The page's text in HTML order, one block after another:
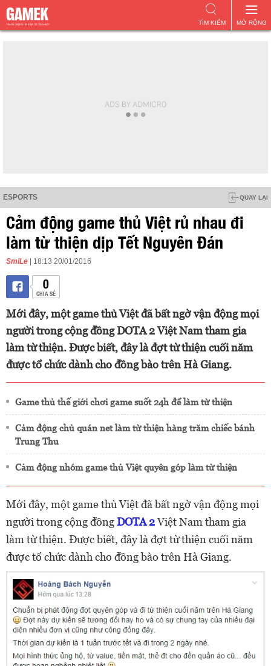
MỞ RỘNG
TÌM KIẾM
ESPORTS QUAY LẠI
Cảm động game thủ Việt rủ nhau đi
làm từ thiện dịp Tết Nguyên Đán
SmiLe | 18:13 20/01/2016
0
CHIA SẺ
Mới đây, một game thủ Việt đã bất ngờ vận động mọi
người trong cộng đồng DOTA 2 Việt Nam tham gia
làm từ thiện. Được biết, đây là đợt từ thiện cuối năm
được tổ chức dành cho đồng bào trên Hà Giang.
Game thủ thế giới chơi game suốt 24h để làm từ thiện
Cảm động chủ quán net làm từ thiện hàng trăm chiếc bánh
Trung Thu
Cảm động nhóm game thủ Việt quyên góp làm từ thiện
Mới đây, một game thủ Việt đã bất ngờ vận động mọi
người trong cộng đồngDOTA 2Việt Nam tham gia
làm từ thiện. Được biết, đây là đợt từ thiện cuối năm
được tổ chức dành cho đồng bào trên Hà Giang.